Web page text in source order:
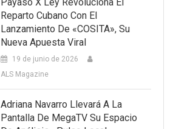
Reparto Cubano Con El
Lanzamiento De «COSITA», Su
Nueva Apuesta Viral
19 de junio de 2026
ALS Magazine
Adriana Navarro Llevará A La
Pantalla De MegaTV Su Espacio